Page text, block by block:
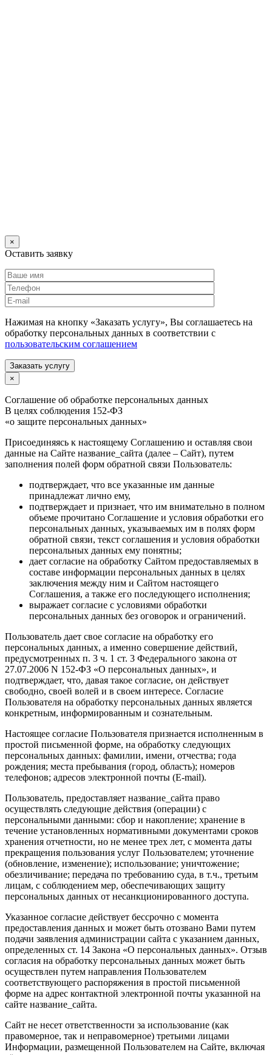
×
Оставить заявку
Нажимая на кнопку «Заказать услугу», Вы соглашаетесь на
обработку персональных данных в соответствии с
пользовательским соглашением
Заказать услугу
×
Соглашение об обработке персональных данных
В целях соблюдения 152-ФЗ
«о защите персональных данных»
Присоединяясь к настоящему Соглашению и оставляя свои
данные на Сайте название_сайта (далее – Сайт), путем
заполнения полей форм обратной связи Пользователь:
подтверждает, что все указанные им данные
принадлежат лично ему,
подтверждает и признает, что им внимательно в полном
объеме прочитано Соглашение и условия обработки его
персональных данных, указываемых им в полях форм
обратной связи, текст соглашения и условия обработки
персональных данных ему понятны;
дает согласие на обработку Сайтом предоставляемых в
составе информации персональных данных в целях
заключения между ним и Сайтом настоящего
Соглашения, а также его последующего исполнения;
выражает согласие с условиями обработки
персональных данных без оговорок и ограничений.
Пользователь дает свое согласие на обработку его
персональных данных, а именно совершение действий,
предусмотренных п. 3 ч. 1 ст. 3 Федерального закона от
27.07.2006 N 152-ФЗ «О персональных данных», и
подтверждает, что, давая такое согласие, он действует
свободно, своей волей и в своем интересе. Согласие
Пользователя на обработку персональных данных является
конкретным, информированным и сознательным.
Настоящее согласие Пользователя признается исполненным в
простой письменной форме, на обработку следующих
персональных данных: фамилии, имени, отчества; года
рождения; места пребывания (город, область); номеров
телефонов; адресов электронной почты (E-mail).
Пользователь, предоставляет название_сайта право
осуществлять следующие действия (операции) с
персональными данными: сбор и накопление; хранение в
течение установленных нормативными документами сроков
хранения отчетности, но не менее трех лет, с момента даты
прекращения пользования услуг Пользователем; уточнение
(обновление, изменение); использование; уничтожение;
обезличивание; передача по требованию суда, в т.ч., третьим
лицам, с соблюдением мер, обеспечивающих защиту
персональных данных от несанкционированного доступа.
Указанное согласие действует бессрочно с момента
предоставления данных и может быть отозвано Вами путем
подачи заявления администрации сайта с указанием данных,
определенных ст. 14 Закона «О персональных данных». Отзыв
согласия на обработку персональных данных может быть
осуществлен путем направления Пользователем
соответствующего распоряжения в простой письменной
форме на адрес контактной электронной почты указанной на
сайте название_сайта.
Сайт не несет ответственности за использование (как
правомерное, так и неправомерное) третьими лицами
Информации, размещенной Пользователем на Сайте, включая